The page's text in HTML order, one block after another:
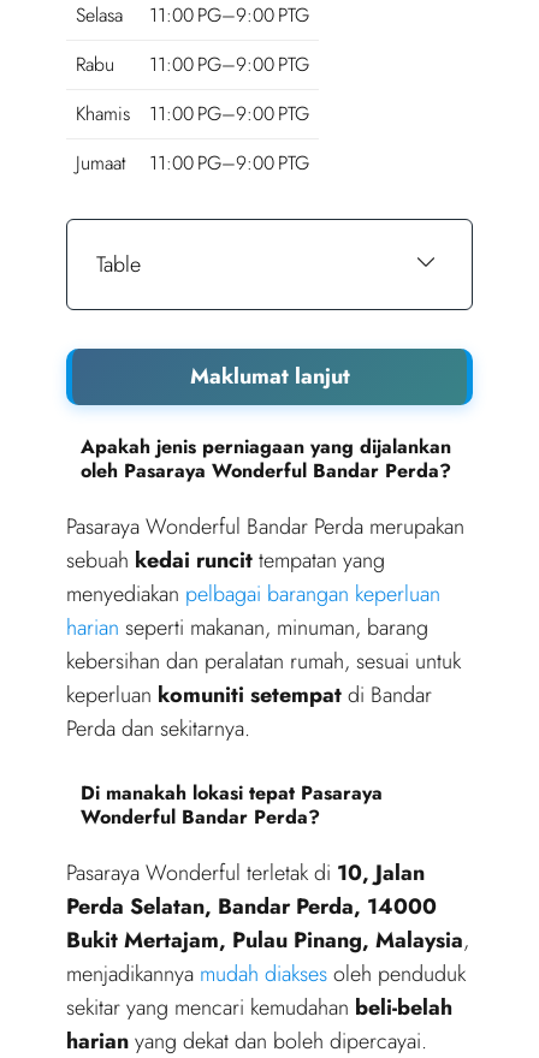
Selasa
11:00 PG–9:00 PTG
Rabu
11:00 PG–9:00 PTG
Khamis
11:00 PG–9:00 PTG
Jumaat
11:00 PG–9:00 PTG
Table
Maklumat lanjut
Apakah jenis perniagaan yang dijalankan
oleh Pasaraya Wonderful Bandar Perda?
Pasaraya Wonderful Bandar Perda merupakan
sebuah kedai runcittempatan yang
menyediakan pelbagai barangan keperluan
harian seperti makanan, minuman, barang
kebersihan dan peralatan rumah, sesuai untuk
keperluan komuniti setempatdi Bandar
Perda dan sekitarnya.
Di manakah lokasi tepat Pasaraya
Wonderful Bandar Perda?
Pasaraya Wonderful terletak di 10, Jalan
Perda Selatan, Bandar Perda, 14000
Bukit Mertajam, Pulau Pinang, Malaysia,
menjadikannya mudah diaksesoleh penduduk
sekitar yang mencari kemudahan beli-belah
harianyang dekat dan boleh dipercayai.